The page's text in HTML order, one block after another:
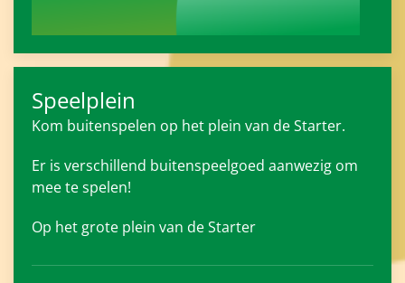
Speelplein
Kom buitenspelen op het plein van de Starter.
Er is verschillend buitenspeelgoed aanwezig om
mee te spelen!
Op het grote plein van de Starter